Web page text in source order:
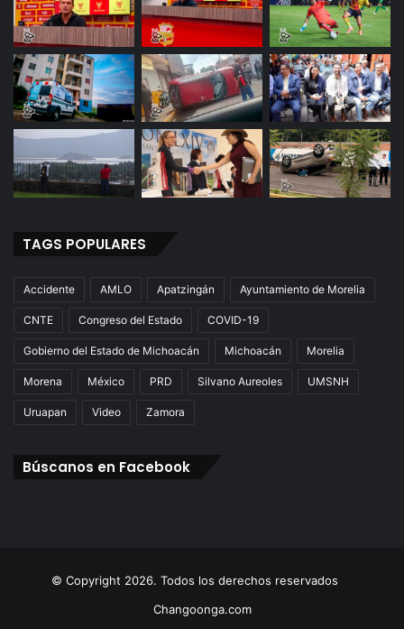
TAGS POPULARES
Accidente AMLO Apatzingán Ayuntamiento de Morelia
CNTE Congreso del Estado COVID-19
Gobierno del Estado de Michoacán Michoacán Morelia
Morena México PRD Silvano Aureoles UMSNH
Uruapan Video Zamora
Búscanos en Facebook
© Copyright 2026. Todos los derechos reservados
Changoonga.com